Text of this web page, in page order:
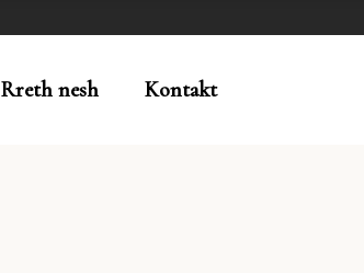
Rreth nesh Kontakt